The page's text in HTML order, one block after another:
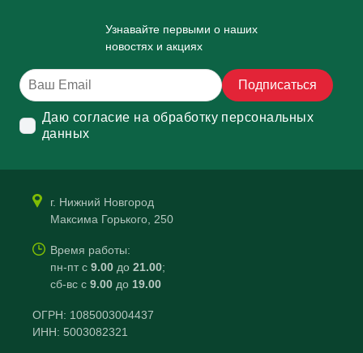
Узнавайте первыми о наших
новостях и акциях
Подписаться
Даю согласие на обработку персональных
данных
г. Нижний Новгород
Максима Горького, 250
Время работы:
пн-пт с 9.00 до 21.00;
сб-вс с 9.00 до 19.00
ОГРН: 1085003004437
ИНН: 5003082321